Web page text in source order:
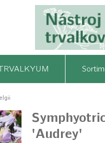
'Audrey'